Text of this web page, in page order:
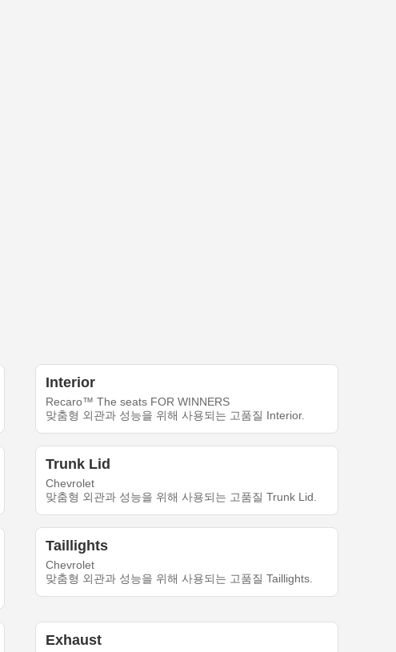
Interior
Recaro™ The seats FOR WINNERS
맞춤형 외관과 성능을 위해 사용되는 고품질 Interior.
Trunk Lid
Chevrolet
맞춤형 외관과 성능을 위해 사용되는 고품질 Trunk Lid.
Taillights
Chevrolet
맞춤형 외관과 성능을 위해 사용되는 고품질 Taillights.
Exhaust